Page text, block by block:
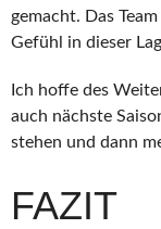
gemacht. Das
Gefühl in dieser
Ich hoffe des
auch nächste
stehen und dann
FAZIT